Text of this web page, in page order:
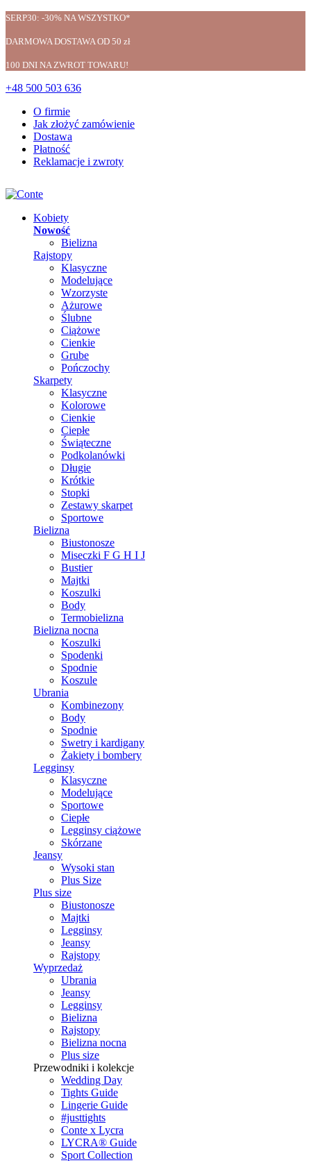
SERP30: -30% NA WSZYSTKO*
DARMOWA DOSTAWA OD 50 zł
100 DNI NA ZWROT TOWARU!
+48 500 503 636
O firmie
Jak złożyć zamówienie
Dostawa
Płatność
Reklamacje i zwroty
Kobiety
Nowość
Bielizna
Rajstopy
Klasyczne
Modelujące
Wzorzyste
Ażurowe
Ślubne
Ciążowe
Cienkie
Grube
Pończochy
Skarpety
Klasyczne
Kolorowe
Cienkie
Ciepłe
Świąteczne
Podkolanówki
Długie
Krótkie
Stopki
Zestawy skarpet
Sportowe
Bielizna
Biustonosze
Miseczki F G H I J
Bustier
Majtki
Koszulki
Body
Termobielizna
Bielizna nocna
Koszulki
Spodenki
Spodnie
Koszule
Ubrania
Kombinezony
Body
Spodnie
Swetry i kardigany
Żakiety i bombery
Legginsy
Klasyczne
Modelujące
Sportowe
Ciepłe
Legginsy ciążowe
Skórzane
Jeansy
Wysoki stan
Plus Size
Plus size
Biustonosze
Majtki
Legginsy
Jeansy
Rajstopy
Wyprzedaż
Ubrania
Jeansy
Legginsy
Bielizna
Rajstopy
Bielizna nocna
Plus size
Przewodniki i kolekcje
Wedding Day
Tights Guide
Lingerie Guide
#justtights
Conte x Lycra
LYCRA® Guide
Sport Сollection